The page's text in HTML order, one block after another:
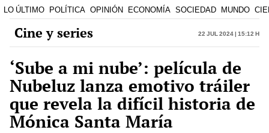
LO ÚLTIMO POLÍTICA OPINIÓN ECONOMÍA SOCIEDAD MUNDO
Cine y series 22 Jul 2024 | 15:12 h
‘Sube a mi nube’: película de
Nubeluz lanza emotivo tráiler
que revela la difícil historia de
Mónica Santa María